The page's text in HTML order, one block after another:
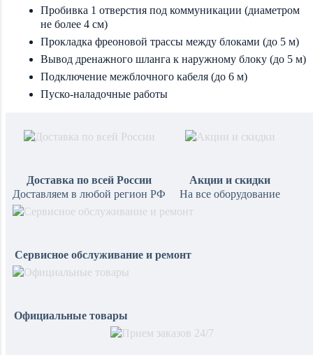
Пробивка 1 отверстия под коммуникации (диаметром
не более 4 см)
Прокладка фреоновой трассы между блоками (до 5 м)
Вывод дренажного шланга к наружному блоку (до 5 м)
Подключение межблочного кабеля (до 6 м)
Пуско-наладочные работы
Доставка по всей России
Доставляем в любой регион РФ
Акции и скидки
На все оборудование
Сервисное обслуживание и ремонт
Официальные товары